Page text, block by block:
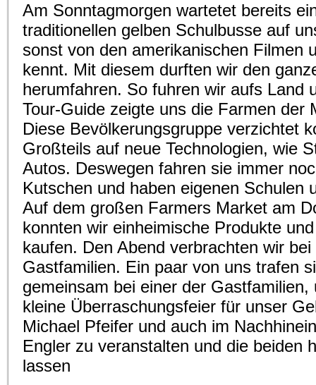
Am Sonntagmorgen wartetet bereits
traditionellen gelben Schulbusse auf
sonst von den amerikanischen Filmen
kennt. Mit diesem durften wir den
herumfahren. So fuhren wir aufs Land
Tour-Guide zeigte uns die Farmen der
Diese Bevölkerungsgruppe verzichtet
Großteils auf neue Technologien, wie
Autos. Deswegen fahren sie immer
Kutschen und haben eigenen Schulen
Auf dem großen Farmers Market am
konnten wir einheimische Produkte
kaufen. Den Abend verbrachten wir bei
Gastfamilien. Ein paar von uns trafen
gemeinsam bei einer der Gastfamilien,
kleine Überraschungsfeier für unser
Michael Pfeifer und auch im
Engler zu veranstalten und die beiden
lassen